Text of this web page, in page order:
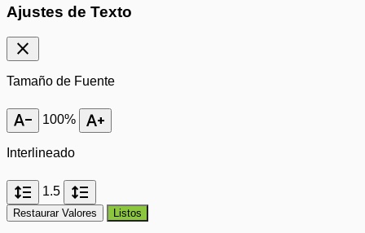
Ajustes de Texto
close
Tamaño de Fuente
text_decrease 100% text_increase
Interlineado
format_line_spacing 1.5 format_line_spacing
Restaurar Valores Listos